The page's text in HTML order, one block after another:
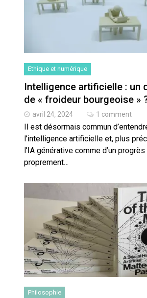
Ethique et numérique
Intelligence artificielle : un
de « froideur bourgeoise »
avril 24, 2024 1 comment
Il est désormais commun
l’intelligence artificielle et, plus
l’IA générative comme d’un
proprement…
Philosophie